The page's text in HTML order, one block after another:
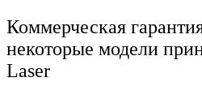
Коммерческая
некоторые модели
Laser